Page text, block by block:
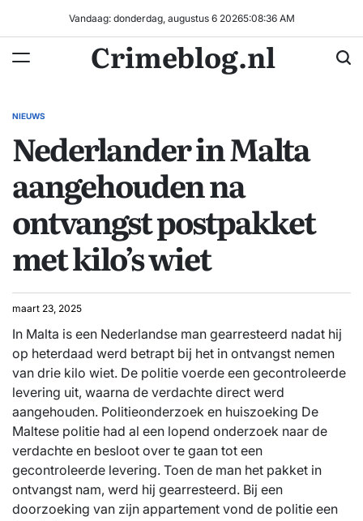
inhoud
Vandaag: donderdag, augustus 6 20265:08:37 AM
Crimeblog.nl
GEPLAATST
NIEUWS
Nederlander in Malta
aangehouden na
ontvangst postpakket
met kilo’s wiet
maart 23, 2025
In Malta is een Nederlandse man gearresteerd nadat hij
op heterdaad werd betrapt bij het in ontvangst nemen
van drie kilo wiet. De politie voerde een gecontroleerde
levering uit, waarna de verdachte direct werd
aangehouden. Politieonderzoek en huiszoeking De
Maltese politie had al een lopend onderzoek naar de
verdachte en besloot over te gaan tot een
gecontroleerde levering. Toen de man het pakket in
ontvangst nam, werd hij gearresteerd. Bij een
doorzoeking van zijn appartement vond de politie een